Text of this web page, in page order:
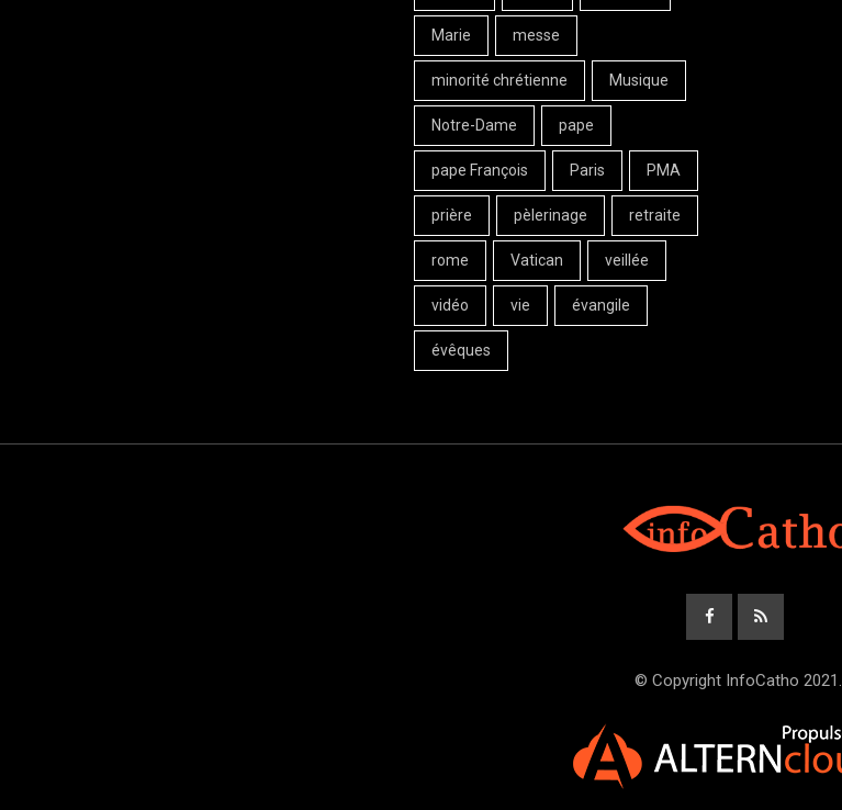
Marie messe
minorité chrétienne Musique
Notre-Dame pape
pape François Paris PMA
prière pèlerinage retraite
rome Vatican veillée
vidéo vie évangile
évêques
© Copyright InfoCatho 2021.